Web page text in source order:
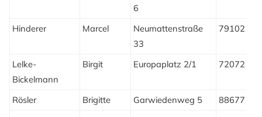
6
Hinderer Marcel
Neumattenstraße
33
79102
Lelke-
Bickelmann
Birgit Europaplatz 2/1 72072
Rösler Brigitte Garwiedenweg 5 88677